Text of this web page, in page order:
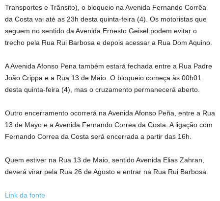
Transportes e Trânsito), o bloqueio na Avenida Fernando Corrêa
da Costa vai até as 23h desta quinta-feira (4). Os motoristas que
seguem no sentido da Avenida Ernesto Geisel podem evitar o
trecho pela Rua Rui Barbosa e depois acessar a Rua Dom Aquino.
A Avenida Afonso Pena também estará fechada entre a Rua Padre
João Crippa e a Rua 13 de Maio. O bloqueio começa às 00h01
desta quinta-feira (4), mas o cruzamento permanecerá aberto.
Outro encerramento ocorrerá na Avenida Afonso Peña, entre a Rua
13 de Mayo e a Avenida Fernando Correa da Costa. A ligação com
Fernando Correa da Costa será encerrada a partir das 16h.
Quem estiver na Rua 13 de Maio, sentido Avenida Elias Zahran,
deverá virar pela Rua 26 de Agosto e entrar na Rua Rui Barbosa.
Link da fonte